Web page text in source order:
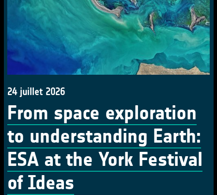
24 juillet 2026
From space exploration
to understanding Earth:
ESA at the York Festival
of Ideas